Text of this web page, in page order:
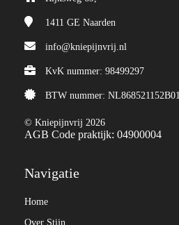
1411 GE Naarden
info@kniepijnvrij.nl
KvK nummer: 98499297
BTW nummer: NL868521152B01
© Kniepijnvrij 2026
AGB Code praktijk: 04900004
Navigatie
Home
Over Stijn